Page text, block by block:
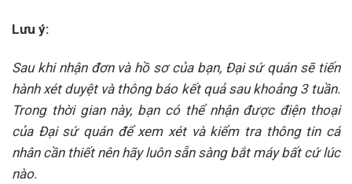
Lưu ý:
Sau khi nhận đơn và hồ sơ của bạn, Đại sứ quán sẽ tiến
hành xét duyệt và thông báo kết quả sau khoảng 3 tuần.
Trong thời gian này, bạn có thể nhận được điện thoại
của Đại sứ quán để xem xét và kiểm tra thông tin cá
nhân cần thiết nên hãy luôn sẵn sàng bắt máy bất cứ lúc
nào.